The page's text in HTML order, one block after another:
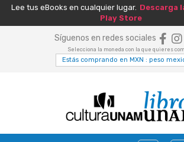
Lee tus eBooks en cualquier lugar. Descarga
Play Store
Síguenos en redes sociales
Selecciona la moneda con la que quieres
Estás comprando en MXN : peso